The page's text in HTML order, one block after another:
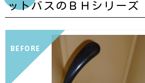
ットバスのＢＨシリーズ
BEFORE